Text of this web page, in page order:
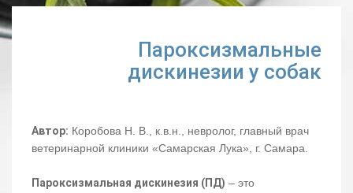
Пароксизмальные
дискинезии у собак
Автор: Коробова Н. В., к.в.н., невролог, главный врач
ветеринарной клиники «Самарская Лука», г. Самара.
Пароксизмальная дискинезия (ПД) – это